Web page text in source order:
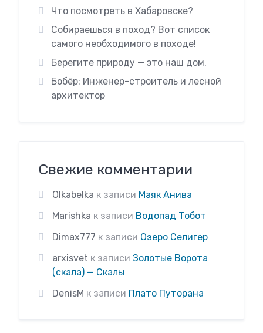
Что посмотреть в Хабаровске?
Собираешься в поход? Вот список
самого необходимого в походе!
Берегите природу — это наш дом.
Бобёр: Инженер-строитель и лесной
архитектор
Свежие комментарии
Olkabelka к записи Маяк Анива
Marishka к записи Водопад Тобот
Dimax777 к записи Озеро Селигер
arxisvet к записи Золотые Ворота
(скала) — Скалы
DenisM к записи Плато Путорана